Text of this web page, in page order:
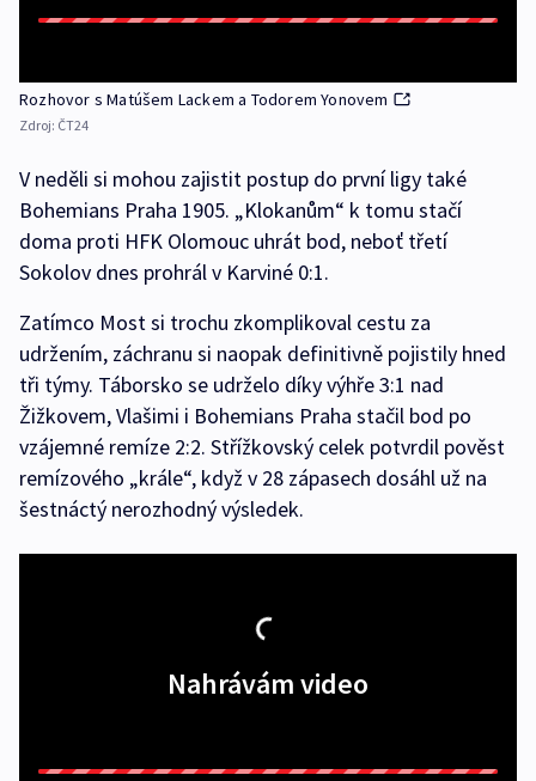
Rozhovor s Matúšem Lackem a Todorem Yonovem
Zdroj: ČT24
V neděli si mohou zajistit postup do první ligy také
Bohemians Praha 1905. „Klokanům“ k tomu stačí
doma proti HFK Olomouc uhrát bod, neboť třetí
Sokolov dnes prohrál v Karviné 0:1.
Zatímco Most si trochu zkomplikoval cestu za
udržením, záchranu si naopak definitivně pojistily hned
tři týmy. Táborsko se udrželo díky výhře 3:1 nad
Žižkovem, Vlašimi i Bohemians Praha stačil bod po
vzájemné remíze 2:2. Střížkovský celek potvrdil pověst
remízového „krále“, když v 28 zápasech dosáhl už na
šestnáctý nerozhodný výsledek.
Nahrávám video